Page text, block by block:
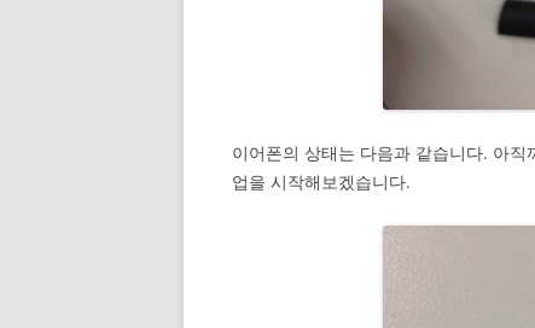
이어폰의 상태는 다음과 같습니다. 아
업을 시작해보겠습니다.